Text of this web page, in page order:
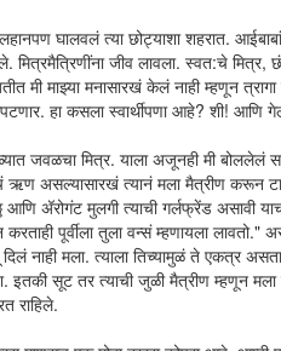
घालवलं त्या छोट्याशा शहरात.
जीव लावला. स्वत:चे मित्र,
मी माझ्या मनासारखं केलं नाही म्हणून
हा कसला स्वार्थीपणा आहे? शी!
जवळचा मित्र. याला अजूनही मी बोललेलं
ऋण असल्यासारखं त्यानं मला मैत्रीण करून
आणि अ‍ॅरोगंट मुलगी त्याची गर्लफ्रेंड
पूर्वीला तुला वन्सं म्हणायला
नाही मला. त्याला तिच्यामुळं ते एकत्र
इतकी सूट तर त्याची जुळी मैत्रीण म्हणून मला
राहिले.